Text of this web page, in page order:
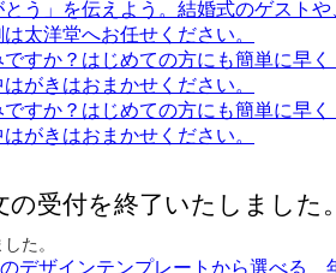
受付を終了いたしました。
た。